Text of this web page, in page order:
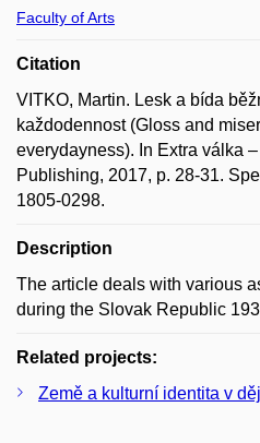
Faculty of Arts
Citation
VITKO, Martin. Lesk a bída
každodennost (Gloss and
everydayness). In Extra válka
Publishing, 2017, p. 28-31.
1805-0298.
Description
The article deals with various
during the Slovak Republic
Related projects:
Země a kulturní identita v